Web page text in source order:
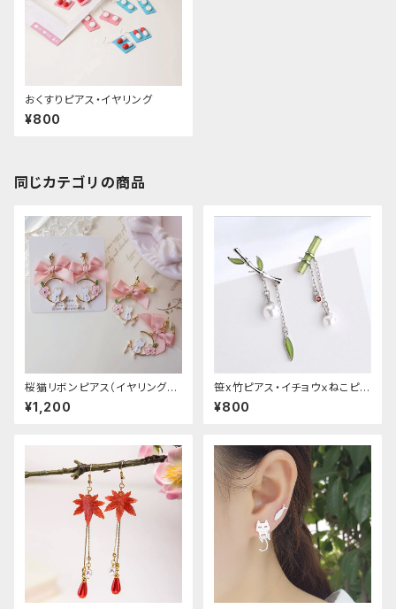
おくすりピアス・イヤリング
¥800
同じカテゴリの商品
桜猫リボンピアス（イヤリング変
更可能
¥1,200
笹x竹ピアス・イチョウｘねこピア
ス
¥800